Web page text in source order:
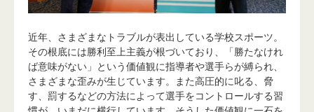
近年、さまざまなトラブルが表出している学校スポーツ。
その根底には勝利至上主義が根づいており、「勝たなけれ
ば意味がない」という価値観に指導者や選手らが縛られ、
さまざまな歪みが生じています。また高圧的に叱る、脅
す、罰するなどの方法によって選手をコントロールする習